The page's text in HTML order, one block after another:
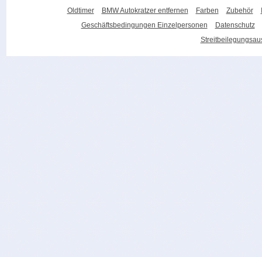
Oldtimer BMW Autokratzer entfernen Farben Zubehör
Geschäftsbedingungen Einzelpersonen
Datenschutz